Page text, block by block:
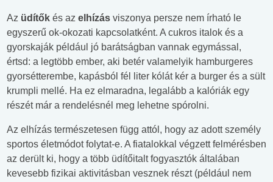
Az üdítők és az elhízás viszonya persze nem írható le
egyszerű ok-okozati kapcsolatként. A cukros italok és a
gyorskaják például jó barátságban vannak egymással,
értsd: a legtöbb ember, aki betér valamelyik hamburgeres
gyorsétterembe, kapásból fél liter kólát kér a burger és a sült
krumpli mellé. Ha ez elmaradna, legalább a kalóriák egy
részét már a rendelésnél meg lehetne spórolni.
Az elhízás természetesen függ attól, hogy az adott személy
sportos életmódot folytat-e. A fiatalokkal végzett felmérésben
az derült ki, hogy a több üdítőitalt fogyasztók általában
kevesebb fizikai aktivitásban vesznek részt (például nem